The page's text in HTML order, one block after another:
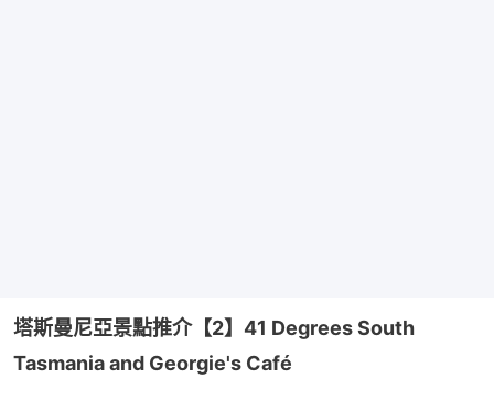
塔斯曼尼亞景點推介【2】41 Degrees South
Tasmania and Georgie's Café